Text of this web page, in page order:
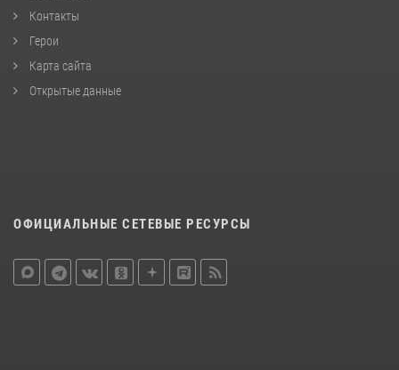
Контакты
Герои
Карта сайта
Открытые данные
ОФИЦИАЛЬНЫЕ СЕТЕВЫЕ РЕСУРСЫ